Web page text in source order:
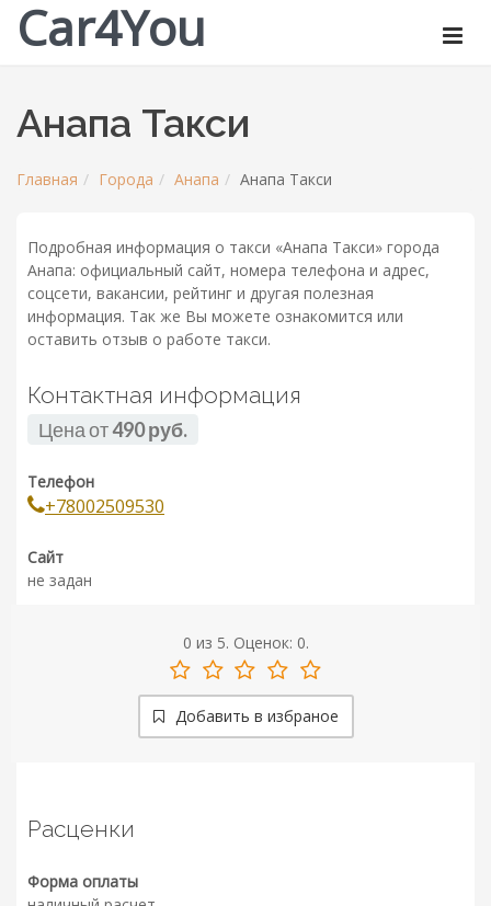
Car4You
Анапа Такси
Главная Города Анапа Анапа Такси
Подробная информация о такси «Анапа Такси» города
Анапа: официальный сайт, номера телефона и адрес,
соцсети, вакансии, рейтинг и другая полезная
информация. Так же Вы можете ознакомится или
оставить отзыв о работе такси.
Контактная информация
Цена от490 руб.
Телефон
+78002509530
Сайт
не задан
0 из 5. Оценок: 0.
Добавить в избраное
Расценки
Форма оплаты